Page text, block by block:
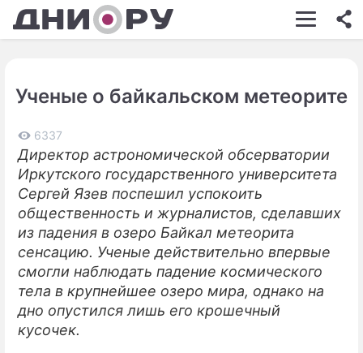
ШОУ-БИЗНЕС
КИНО
ЗДОРОВЬЕ
ЭКОНОМИКА
ПРОИСШЕСТВИЯ
СОННИК
СТИЛЬ ЖИЗНИ
Ученые о байкальском метеорите
6337
Директор астрономической обсерватории
Иркутского государственного университета
Сергей Язев поспешил успокоить
общественность и журналистов, сделавших
из падения в озеро Байкал метеорита
сенсацию. Ученые действительно впервые
смогли наблюдать падение космического
тела в крупнейшее озеро мира, однако на
дно опустился лишь его крошечный
кусочек.